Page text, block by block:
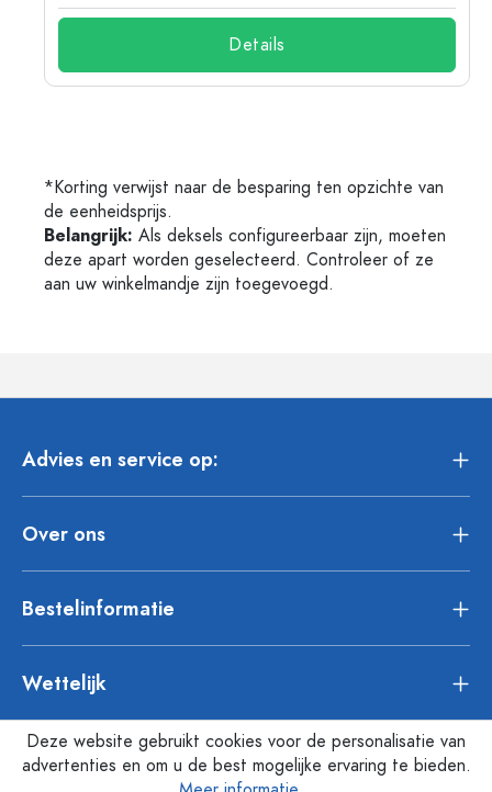
Details
*Korting verwijst naar de besparing ten opzichte van
de eenheidsprijs.
Belangrijk: Als deksels configureerbaar zijn, moeten
deze apart worden geselecteerd. Controleer of ze
aan uw winkelmandje zijn toegevoegd.
Advies en service op:
Over ons
Bestelinformatie
Wettelijk
Deze website gebruikt cookies voor de personalisatie van
advertenties en om u de best mogelijke ervaring te bieden.